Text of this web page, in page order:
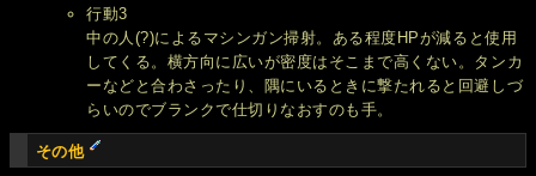
行動3
中の人(?)によるマシンガン掃射。ある程度HPが減ると使用
してくる。横方向に広いが密度はそこまで高くない。タンカ
ーなどと合わさったり、隅にいるときに撃たれると回避しづ
らいのでブランクで仕切りなおすのも手。
その他